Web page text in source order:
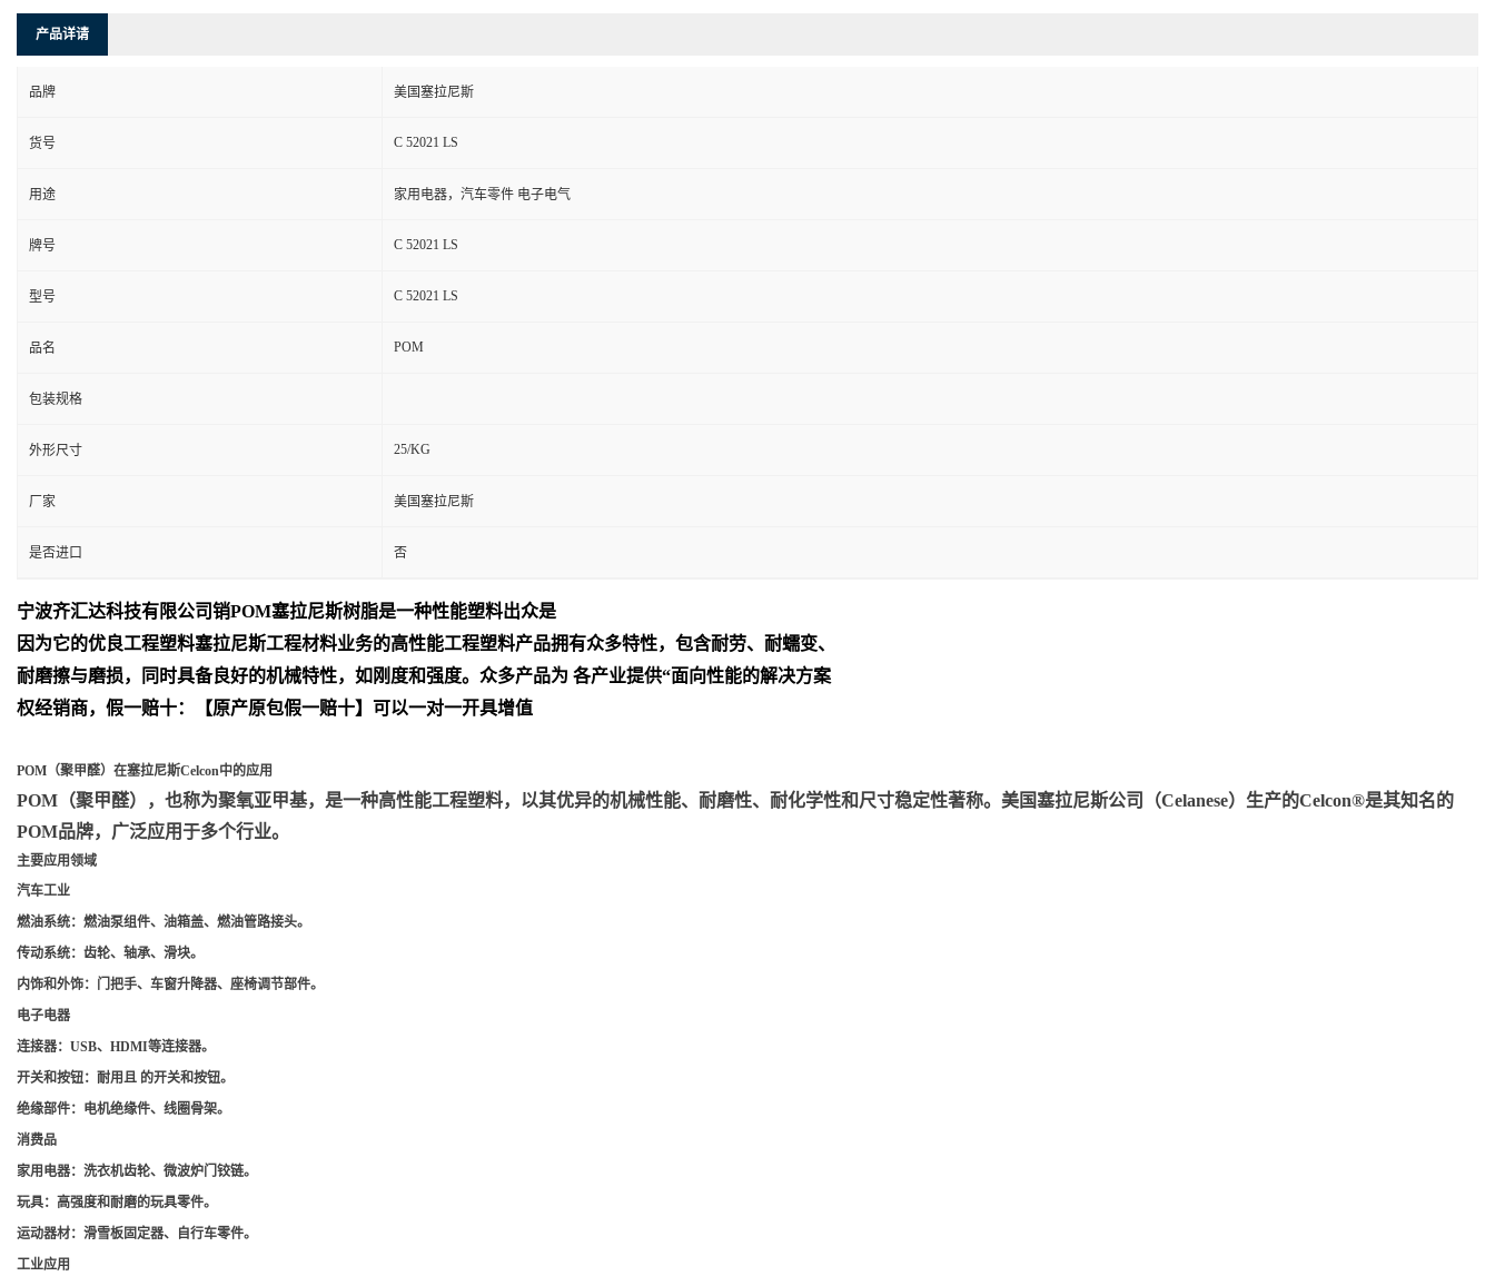
产品详请
品牌 美国塞拉尼斯
货号 C 52021 LS
用途 家用电器，汽车零件 电子电气
牌号 C 52021 LS
型号 C 52021 LS
品名 POM
包装规格
外形尺寸 25/KG
厂家 美国塞拉尼斯
是否进口 否
宁波齐汇达科技有限公司销POM塞拉尼斯树脂是一种性能塑料出众是
因为它的优良工程塑料塞拉尼斯工程材料业务的高性能工程塑料产品拥有众多特性，包含耐劳、耐蠕变、
耐磨擦与磨损，同时具备良好的机械特性，如刚度和强度。众多产品为 各产业提供“面向性能的解决方案
权经销商，假一赔十：【原产原包假一赔十】可以一对一开具增值
POM（聚甲醛）在塞拉尼斯Celcon中的应用
POM（聚甲醛）
，也称为聚氧亚甲基，是一种高性能工程塑料，以其优异的机械性能、耐磨性、耐化学性和尺寸稳定性著称。美国塞拉尼斯公司（Celanese）生产的Celcon®是其知名的
POM品牌，广泛应用于多个行业。
主要应用领域
汽车工业
燃油系统：燃油泵组件、油箱盖、燃油管路接头。
传动系统：齿轮、轴承、滑块。
内饰和外饰：门把手、车窗升降器、座椅调节部件。
电子电器
连接器：USB、HDMI等连接器。
开关和按钮：耐用且 的开关和按钮。
绝缘部件：电机绝缘件、线圈骨架。
消费品
家用电器：洗衣机齿轮、微波炉门铰链。
玩具：高强度和耐磨的玩具零件。
运动器材：滑雪板固定器、自行车零件。
工业应用